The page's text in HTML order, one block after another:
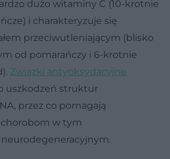
dużo witaminy C (10-krotnie
i charakteryzuje się
przeciwutleniającym (blisko
od pomarańczy i 6-krotnie
Związki antyoksydacyjne
uszkodzeń struktur
przez co pomagają
w tym